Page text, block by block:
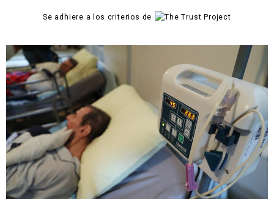
Se adhiere a los criterios de